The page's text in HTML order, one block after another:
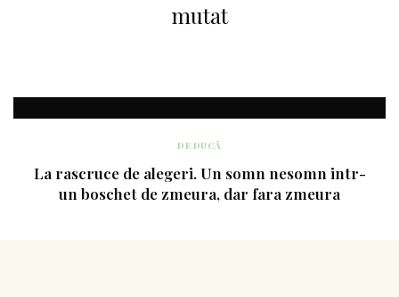
mutat
DE DUCĂ
La rascruce de alegeri. Un somn nesomn intr-
un boschet de zmeura, dar fara zmeura